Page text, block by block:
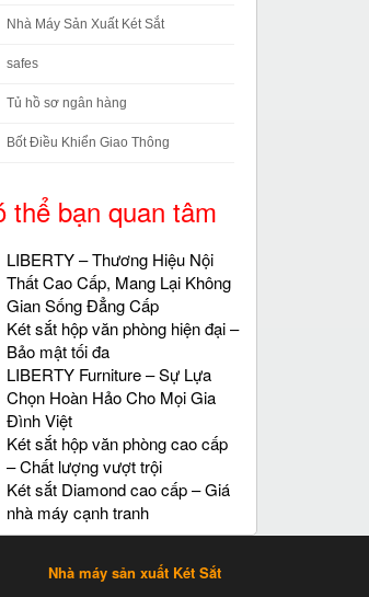
Nhà Máy Sản Xuất Két Sắt
safes
Tủ hồ sơ ngân hàng
Bốt Điều Khiển Giao Thông
thể bạn quan tâm
LIBERTY – Thương Hiệu Nội
Thất Cao Cấp, Mang Lại Không
Gian Sống Đẳng Cấp
Két sắt hộp văn phòng hiện đại –
Bảo mật tối đa
LIBERTY Furniture – Sự Lựa
Chọn Hoàn Hảo Cho Mọi Gia
Đình Việt
Két sắt hộp văn phòng cao cấp
– Chất lượng vượt trội
Két sắt Diamond cao cấp – Giá
nhà máy cạnh tranh
Nhà máy sản xuất Két Sắt